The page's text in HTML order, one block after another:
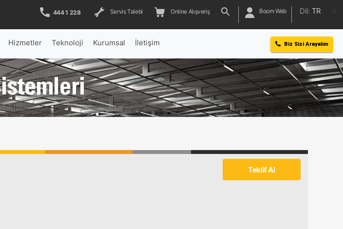
444 1 228 Servis Talebi Online Alışveriş Boom Web Dil: TR
Hizmetler Teknoloji Kurumsal İletişim Biz Sizi Arayalım
Teklif Al